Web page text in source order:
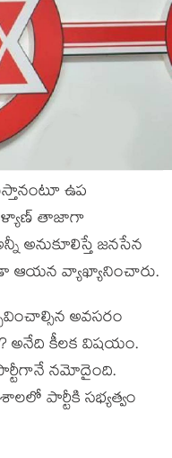
ఉప
కళ్యాణ్ తాజాగా
అనుకూలిస్తే జనసేన
ఆయన వ్యాఖ్యానించారు.
అవసరం
అనేది కీలక విషయం.
నమోదైంది.
పార్టీకి సభ్యత్వం